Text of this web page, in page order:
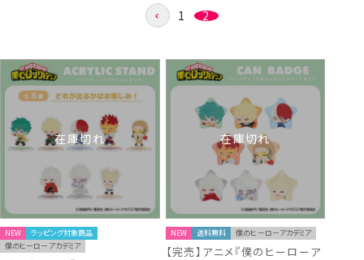
1 2
在庫切れ
NEW
ラッピング対象商品
僕のヒーローアカデミア
在庫切れ
NEW 送料無料 僕のヒーローアカデミア
【完売】アニメ『僕のヒーローア